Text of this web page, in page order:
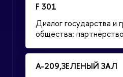
F 301
Диалог государства и
общества:
А-209,ЗЕЛЕНЫЙ ЗАЛ